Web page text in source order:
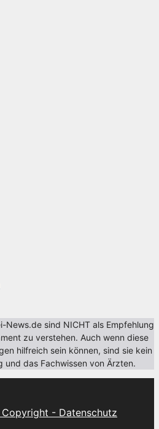
News.de sind NICHT als Empfehlung
zu verstehen. Auch wenn diese
hilfreich sein können, sind sie kein
und das Fachwissen von Ärzten.
- Datenschutz